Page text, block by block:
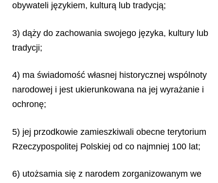
obywateli językiem, kulturą lub tradycją;
3) dąży do zachowania swojego języka, kultury lub
tradycji;
4) ma świadomość własnej historycznej wspólnoty
narodowej i jest ukierunkowana na jej wyrażanie i
ochronę;
5) jej przodkowie zamieszkiwali obecne terytorium
Rzeczypospolitej Polskiej od co najmniej 100 lat;
6) utożsamia się z narodem zorganizowanym we